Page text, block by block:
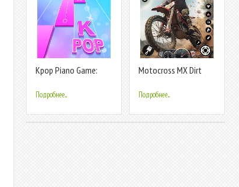
Kpop Piano Game:
Подробнее...
Motocross MX Dirt
Подробнее...